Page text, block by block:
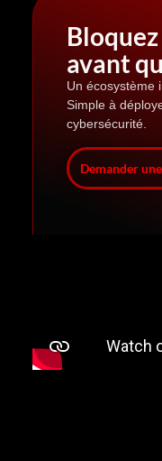
avant
Un écosystème
Simple à
cybersécurité.
Demander